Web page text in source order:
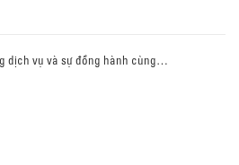
dịch vụ và sự đồng hành cùng…